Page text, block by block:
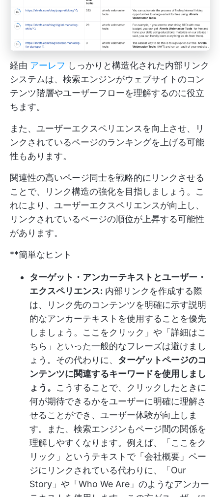
経由 アーレフ しっかりと構造化された内部リンク
システムは、検索エンジンがウェブサイトのコン
テンツ階層やユーザーフローを理解するのに役立
ちます。
また、ユーザーエクスペリエンスを向上させ、リ
ンクされているページのランキングを上げる可能
性もあります。
関連性の高いページ同士を戦略的にリンクさせる
ことで、リンク構造の強化を目指しましょう。こ
れにより、ユーザーエクスペリエンスが向上し、
リンクされているページの順位が上昇する可能性
があります。
**簡単なヒント
ターゲット・アンカーテキストとユーザー・
エクスペリエンス: 内部リンクを作成する際
は、リンク先のコンテンツを明確に示す説明
的なアンカーテキストを使用することを優先
しましょう。ここをクリック」や「詳細はこ
ちら」といった一般的なフレーズは避けまし
ょう。その代わりに、 ターゲットページのコ
ンテンツに関連するキーワードを使用しまし
ょう。 こうすることで、クリックしたときに
何が期待できるかをユーザーに明確に理解さ
せることができ、ユーザー体験が向上しま
す。また、検索エンジンもページ間の関係を
理解しやすくなります。例えば、「ここをク
リック」というテキストで「会社概要」ペー
ジにリンクされている代わりに、「Our
Story」や「Who We Are」のようなアンカー